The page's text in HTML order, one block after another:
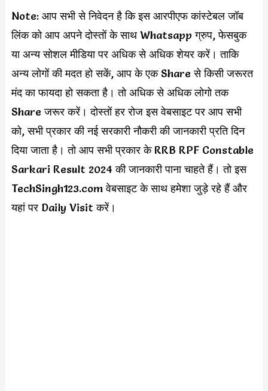
Note: आप सभी से निवेदन है कि इस आरपीएफ कांस्टेबल जॉब
लिंक को आप अपने दोस्तों के साथ Whatsapp ग्रुप, फेसबुक
या अन्य सोशल मीडिया पर अधिक से अधिक शेयर करें। ताकि
अन्य लोगों की मदत हो सकें, आप के एक Share से किसी जरूरत
मंद का फायदा हो सकता है। तो अधिक से अधिक लोगो तक
Share जरूर करें। दोस्तों हर रोज इस वेबसाइट पर आप सभी
को, सभी प्रकार की नई सरकारी नौकरी की जानकारी प्रति दिन
दिया जाता है। तो आप सभी प्रकार के RRB RPF Constable
Sarkari Result 2024 की जानकारी पाना चाहते हैं। तो इस
TechSingh123.com वेबसाइट के साथ हमेशा जुड़े रहे हैं और
यहां पर Daily Visit करें।